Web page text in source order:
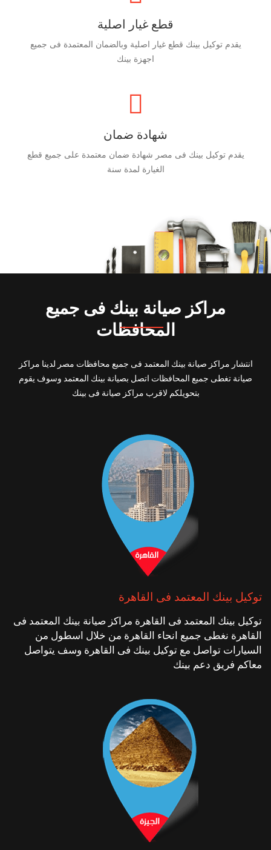
قطع غيار اصلية
يقدم توكيل بينك قطع غيار اصلية وبالضمان المعتمدة فى جميع
اجهزة بينك
شهادة ضمان
يقدم توكيل بينك فى مصر شهادة ضمان معتمدة على جميع قطع
الغيارة لمدة سنة
مراكز صيانة بينك فى جميع
المحافظات
انتشار مراكز صيانة بينك المعتمد فى جميع محافظات مصر لدينا مراكز
صيانة تغطى جميع المحافظات اتصل بصيانة بينك المعتمد وسوف يقوم
بتحويلكم لاقرب مراكز صيانة فى بينك
توكيل بينك المعتمد فى القاهرة
توكيل بينك المعتمد فى القاهرة مراكز صيانة بينك المعتمد فى
القاهرة نغطى جميع انحاء القاهرة من خلال اسطول من
السيارات تواصل مع توكيل بينك فى القاهرة وسف يتواصل
معاكم فريق دعم بينك